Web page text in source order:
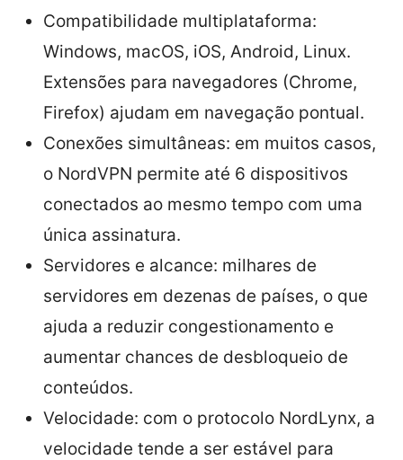
Compatibilidade multiplataforma:
Windows, macOS, iOS, Android, Linux.
Extensões para navegadores (Chrome,
Firefox) ajudam em navegação pontual.
Conexões simultâneas: em muitos casos,
o NordVPN permite até 6 dispositivos
conectados ao mesmo tempo com uma
única assinatura.
Servidores e alcance: milhares de
servidores em dezenas de países, o que
ajuda a reduzir congestionamento e
aumentar chances de desbloqueio de
conteúdos.
Velocidade: com o protocolo NordLynx, a
velocidade tende a ser estável para